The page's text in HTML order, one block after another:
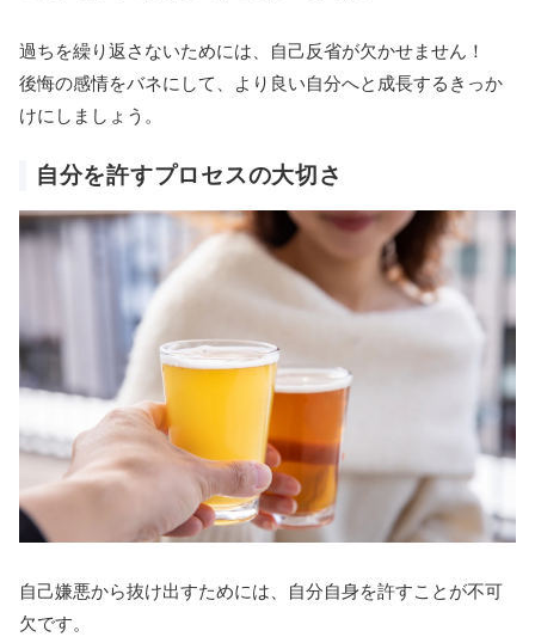
過ちを繰り返さないためには、自己反省が欠かせません！
後悔の感情をバネにして、より良い自分へと成長するきっか
けにしましょう。
自分を許すプロセスの大切さ
自己嫌悪から抜け出すためには、自分自身を許すことが不可
欠です。